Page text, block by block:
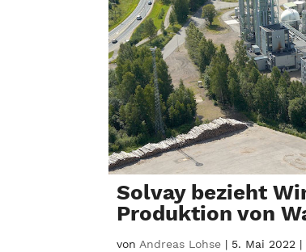
Solvay bezieht
Produktion von
vonAndreas Lohse | 5. Mai 2022 |